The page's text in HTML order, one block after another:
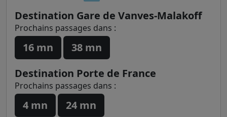
Destination Gare de Vanves-Malakoff
Prochains passages dans :
16 mn
38 mn
Destination Porte de France
Prochains passages dans :
4 mn 24 mn